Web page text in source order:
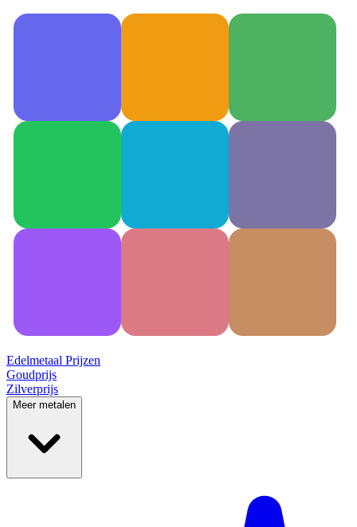
Edelmetaal Prijzen
Goudprijs
Zilverprijs
Meer metalen